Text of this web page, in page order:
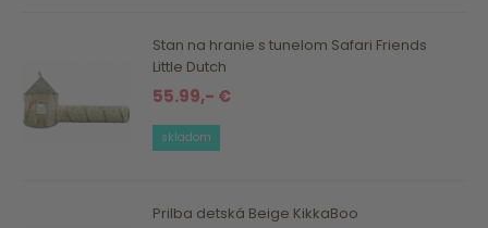
Stan na hranie s tunelom Safari Friends
Little Dutch
55.99,- €
skladom
Prilba detská Beige KikkaBoo